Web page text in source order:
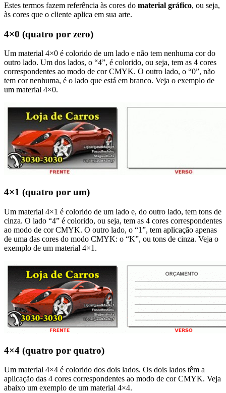
Estes termos fazem referência às cores do material gráfico, ou seja,
às cores que o cliente aplica em sua arte.
4×0 (quatro por zero)
Um material 4×0 é colorido de um lado e não tem nenhuma cor do
outro lado. Um dos lados, o “4”, é colorido, ou seja, tem as 4 cores
correspondentes ao modo de cor CMYK. O outro lado, o “0”, não
tem cor nenhuma, é o lado que está em branco. Veja o exemplo de
um material 4×0.
4×1 (quatro por um)
Um material 4×1 é colorido de um lado e, do outro lado, tem tons de
cinza. O lado “4” é colorido, ou seja, tem as 4 cores correspondentes
ao modo de cor CMYK. O outro lado, o “1”, tem aplicação apenas
de uma das cores do modo CMYK: o “K”, ou tons de cinza. Veja o
exemplo de um material 4×1.
4×4 (quatro por quatro)
Um material 4×4 é colorido dos dois lados. Os dois lados têm a
aplicação das 4 cores correspondentes ao modo de cor CMYK. Veja
abaixo um exemplo de um material 4×4.